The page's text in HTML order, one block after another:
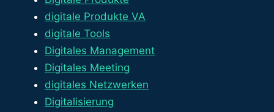
digitale Produkte VA
digitale Tools
Digitales Management
Digitales Meeting
digitales Netzwerken
Digitalisierung